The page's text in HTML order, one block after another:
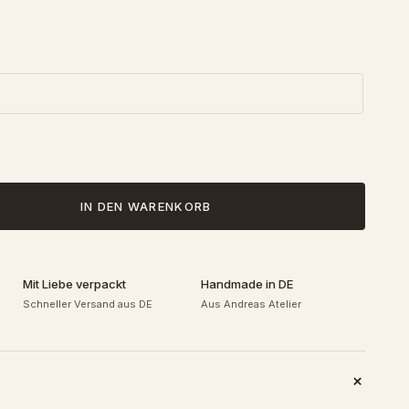
IN DEN WARENKORB
Mit Liebe verpackt
Schneller Versand aus DE
Handmade in DE
Aus Andreas Atelier
+